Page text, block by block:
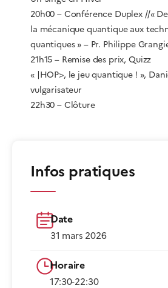
20h00 – Conférence Duplex //«
la mécanique quantique aux
quantiques » – Pr. Philippe
21h15 – Remise des prix, Quizz
« |HOP>, le jeu quantique ! »,
vulgarisateur
22h30 – Clôture
Infos pratiques
Date
31 mars 2026
Horaire
17:30-22:30​